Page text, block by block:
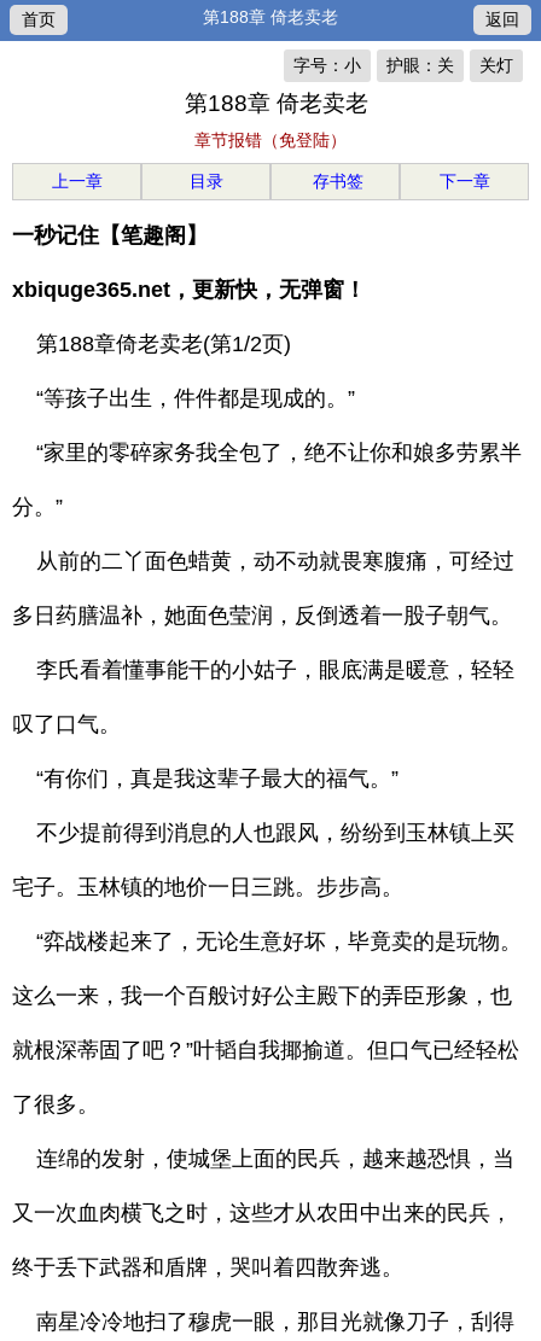
首页 第188章 倚老卖老 返回
关灯
护眼：关
字号：小
第188章 倚老卖老
章节报错（免登陆）
上一章 目录 存书签 下一章
一秒记住【笔趣阁】
xbiquge365.net，更新快，无弹窗！
第188章倚老卖老(第1/2页)
“等孩子出生，件件都是现成的。”
“家里的零碎家务我全包了，绝不让你和娘多劳累半
分。”
从前的二丫面色蜡黄，动不动就畏寒腹痛，可经过
多日药膳温补，她面色莹润，反倒透着一股子朝气。
李氏看着懂事能干的小姑子，眼底满是暖意，轻轻
叹了口气。
“有你们，真是我这辈子最大的福气。”
不少提前得到消息的人也跟风，纷纷到玉林镇上买
宅子。玉林镇的地价一日三跳。步步高。
“弈战楼起来了，无论生意好坏，毕竟卖的是玩物。
这么一来，我一个百般讨好公主殿下的弄臣形象，也
就根深蒂固了吧？”叶韬自我揶揄道。但口气已经轻松
了很多。
连绵的发射，使城堡上面的民兵，越来越恐惧，当
又一次血肉横飞之时，这些才从农田中出来的民兵，
终于丢下武器和盾牌，哭叫着四散奔逃。
南星冷冷地扫了穆虎一眼，那目光就像刀子，刮得